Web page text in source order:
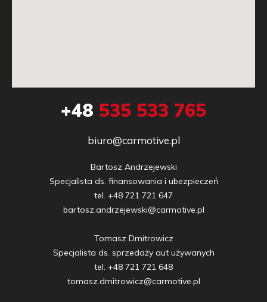
+48 535 533 765
biuro@carmotive.pl
Bartosz Andrzejewski
Specjalista ds. finansowania i ubezpieczeń
tel. +48 721 721 647
bartosz.andrzejewski@carmotive.pl
Tomasz Dmitrowicz
Specjalista ds. sprzedaży aut używanych
tel. +48 721 721 648
tomasz.dmitrowicz@carmotive.pl